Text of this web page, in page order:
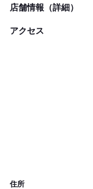
店舗情報（詳細）
アクセス
住所